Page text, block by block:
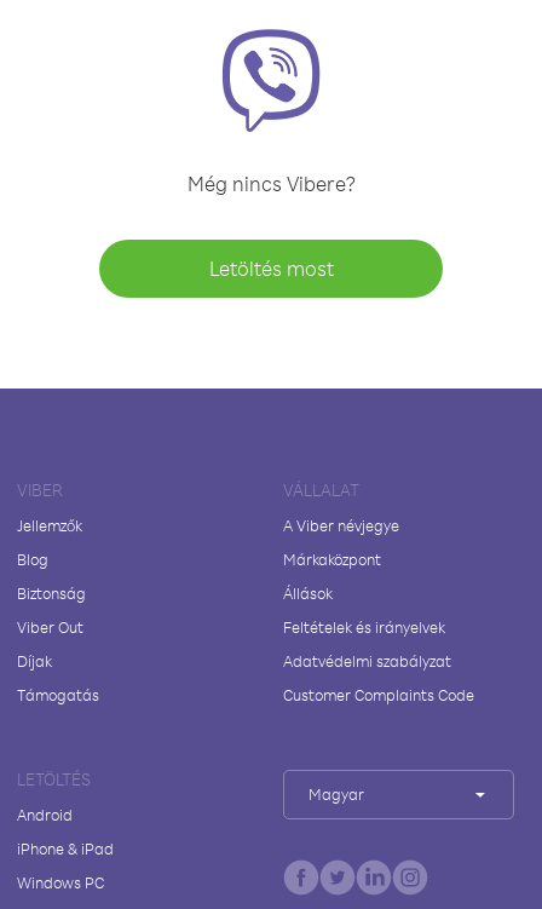
Még nincs Vibere?
Letöltés most
VIBER
Jellemzők
Blog
Biztonság
Viber Out
Díjak
Támogatás
VÁLLALAT
A Viber névjegye
Márkaközpont
Állások
Feltételek és irányelvek
Adatvédelmi szabályzat
Customer Complaints Code
LETÖLTÉS
Android
iPhone & iPad
Windows PC
Magyar